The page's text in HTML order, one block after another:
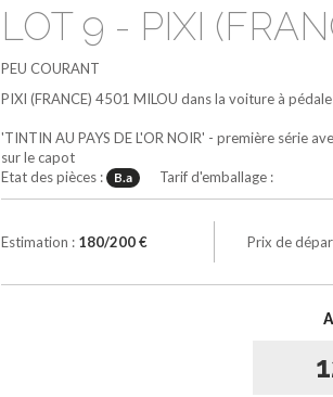
LOT 9 - PIXI
PEU COURANT
PIXI (FRANCE) 4501 MILOU dans la voiture à pédale
'TINTIN AU PAYS DE L'OR NOIR' - première série
sur le capot
Etat des pièces :
B.a Tarif d'emballage :
Estimation : 180/200 € Prix de